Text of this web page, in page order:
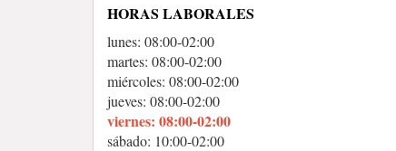
HORAS LABORALES
lunes: 08:00-02:00
martes: 08:00-02:00
miércoles: 08:00-02:00
jueves: 08:00-02:00
viernes: 08:00-02:00
sábado: 10:00-02:00